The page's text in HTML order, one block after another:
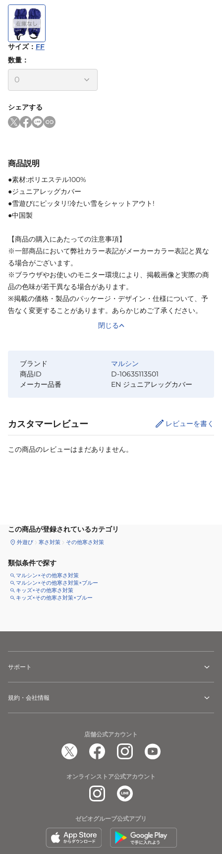
サイズ： FF
数量：
シェアする
商品説明
●素材:ポリエステル100%
●ジュニアレッグカバー
●雪遊びにピッタリ!冷たい雪をシャットアウト!
●中国製
【商品の購入にあたっての注意事項】
※一部商品において弊社カラー表記がメーカーカラー表記と異な
る場合がございます。
※ブラウザやお使いのモニター環境により、掲載画像と実際の商
品の色味が若干異なる場合があります。
※掲載の価格・製品のパッケージ・デザイン・仕様について、予
告なく変更することがあります。あらかじめご了承ください。
閉じる
ブランド
マルシン
商品ID
D-10635113501
メーカー品番
EN ジュニアレッグカバー
カスタマーレビュー レビューを書く
この商品のレビューはまだありません。
この商品が登録されているカテゴリ
外遊び 寒さ対策 その他寒さ対策
類似条件で探す
マルシン×その他寒さ対策
マルシン×その他寒さ対策×ブルー
キッズ×その他寒さ対策
キッズ×その他寒さ対策×ブルー
サポート
規約・会社情報
店舗公式アカウント
オンラインストア公式アカウント
ゼビオグループ公式アプリ